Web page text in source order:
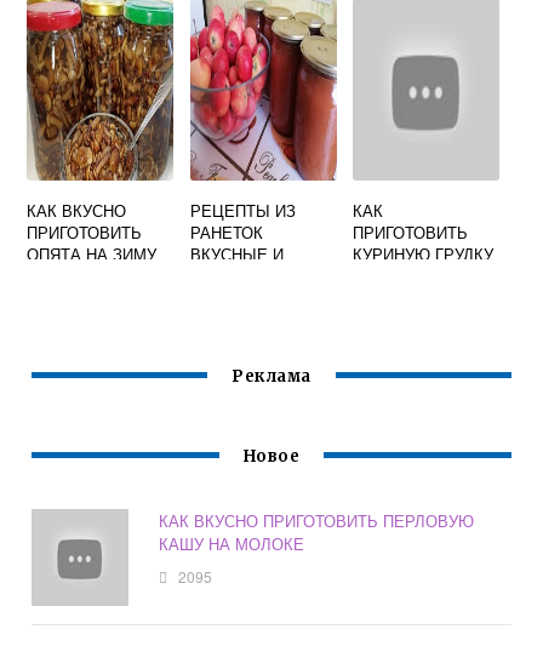
УСЛОВИЯХ
КАК ВКУСНО
ПРИГОТОВИТЬ
ОПЯТА НА ЗИМУ
РЕЦЕПТЫ ИЗ
РАНЕТОК
ВКУСНЫЕ И
КАК
ПРИГОТОВИТЬ
КУРИНУЮ ГРУДКУ
Реклама
Новое
КАК ВКУСНО ПРИГОТОВИТЬ ПЕРЛОВУЮ
КАШУ НА МОЛОКЕ
2095